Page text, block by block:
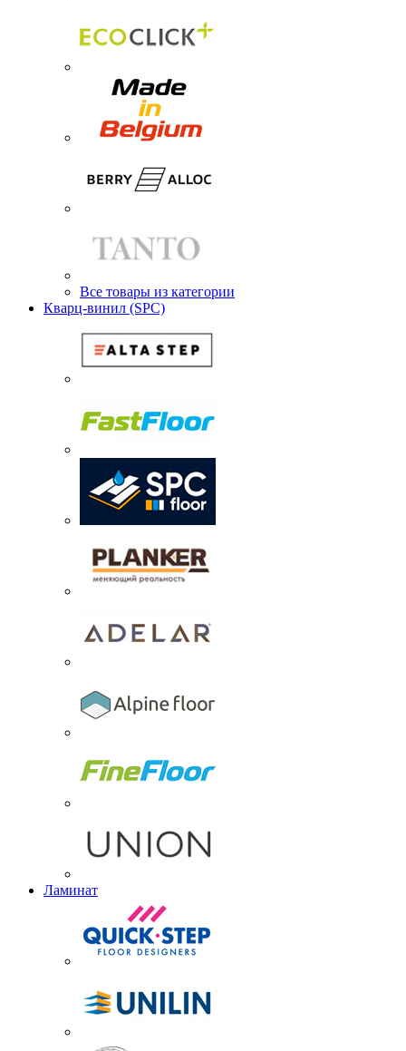
Все товары из категории
Кварц-винил (SPC)
Ламинат